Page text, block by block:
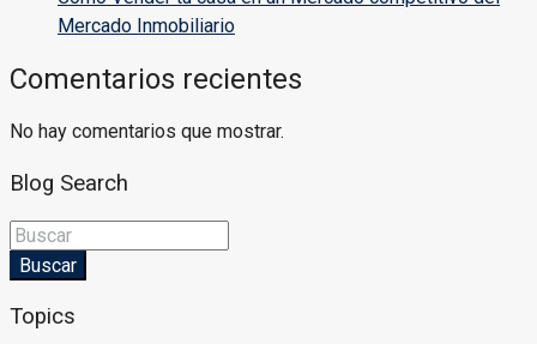
Mercado Inmobiliario
Comentarios recientes
No hay comentarios que mostrar.
Blog Search
Buscar
Topics